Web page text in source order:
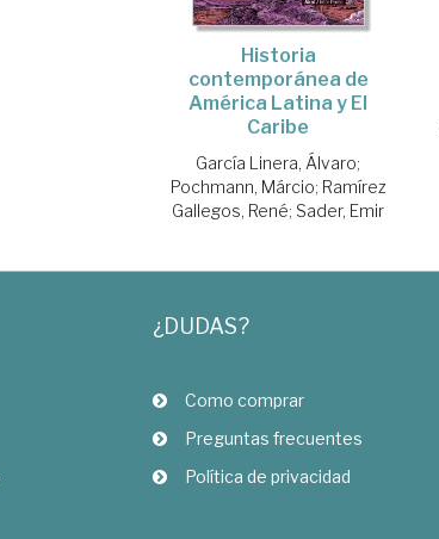
Historia
contemporánea de
América Latina y El
Caribe
García Linera, Álvaro;
Pochmann, Márcio; Ramírez
Gallegos, René; Sader, Emir
¿DUDAS?
Como comprar
Preguntas frecuentes
Política de privacidad